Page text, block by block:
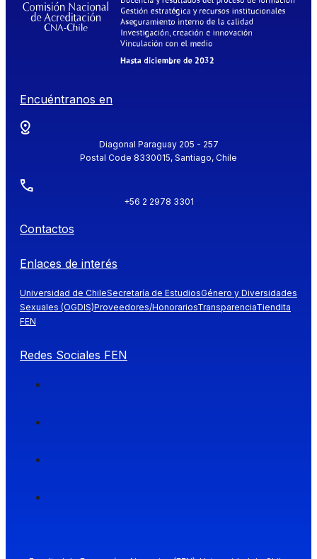
Encuéntranos en
Diagonal Paraguay 205 - 257
Postal Code 8330015, Santiago, Chile
+56 2 2978 3301
Contactos
Enlaces de interés
Universidad de ChileSecretaría de EstudiosGénero y Diversidades
Sexuales (OGDIS)Proveedores/HonorariosTransparenciaTiendita
FEN
Redes Sociales FEN